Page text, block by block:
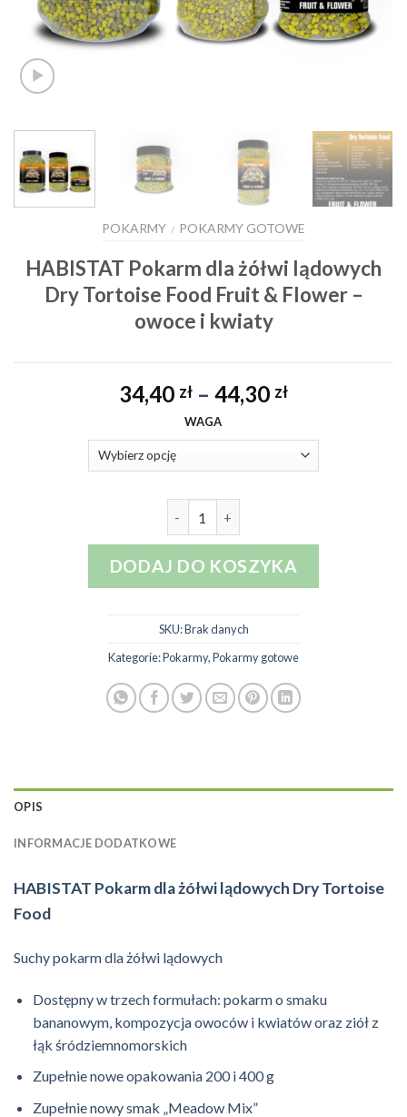
POKARMY / POKARMY GOTOWE
HABISTAT Pokarm dla żółwi lądowych
Dry Tortoise Food Fruit & Flower –
owoce i kwiaty
34,40 zł – 44,30 złZakres
od
34,40 zł
do
WAGA
DODAJ DO KOSZYKA
SKU:Brak danych
Kategorie:Pokarmy,Pokarmy gotowe
OPIS
INFORMACJE DODATKOWE
HABISTAT Pokarm dla żółwi lądowych Dry Tortoise
Food
Suchy pokarm dla żółwi lądowych
Dostępny w trzech formułach: pokarm o smaku
bananowym, kompozycja owoców i kwiatów oraz ziół z
łąk śródziemnomorskich
Zupełnie nowe opakowania 200 i 400 g
Zupełnie nowy smak „Meadow Mix”